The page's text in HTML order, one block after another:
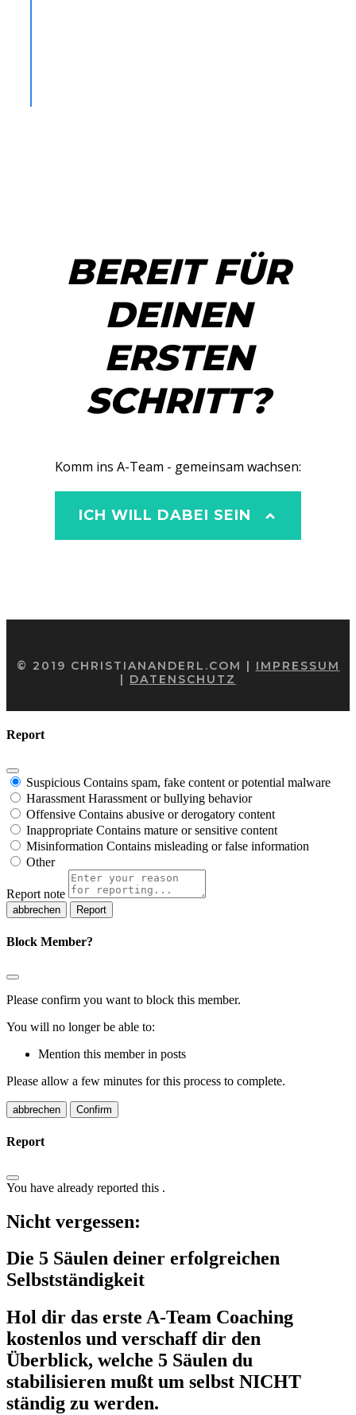
BEREIT FÜR
DEINEN
ERSTEN
SCHRITT?
Komm ins A-Team - gemeinsam wachsen:
ICH WILL DABEI SEIN
© 2019 CHRISTIANANDERL.COM | IMPRESSUM
| DATENSCHUTZ
Report
Suspicious Contains spam, fake content or potential malware
Harassment Harassment or bullying behavior
Offensive Contains abusive or derogatory content
Inappropriate Contains mature or sensitive content
Misinformation Contains misleading or false information
Other
Report note
Report
Block Member?
Please confirm you want to block this member.
You will no longer be able to:
Mention this member in posts
Please allow a few minutes for this process to complete.
Confirm
Report
You have already reported this .
Nicht vergessen:
Die 5 Säulen deiner erfolgreichen
Selbstständigkeit
Hol dir das erste A-Team Coaching
kostenlos und verschaff dir den
Überblick, welche 5 Säulen du
stabilisieren mußt um selbst NICHT
ständig zu werden.